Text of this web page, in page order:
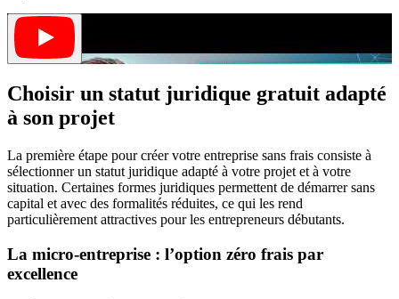
Choisir un statut juridique gratuit adapté
à son projet
La première étape pour créer votre entreprise sans frais consiste à
sélectionner un statut juridique adapté à votre projet et à votre
situation. Certaines formes juridiques permettent de démarrer sans
capital et avec des formalités réduites, ce qui les rend
particulièrement attractives pour les entrepreneurs débutants.
La micro-entreprise : l’option zéro frais par
excellence